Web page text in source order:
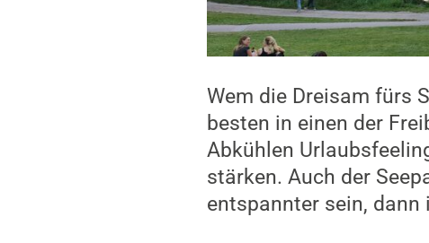
Wem die Dreisam fürs
besten in einen der
Abkühlen
stärken. Auch der
entspannter sein,